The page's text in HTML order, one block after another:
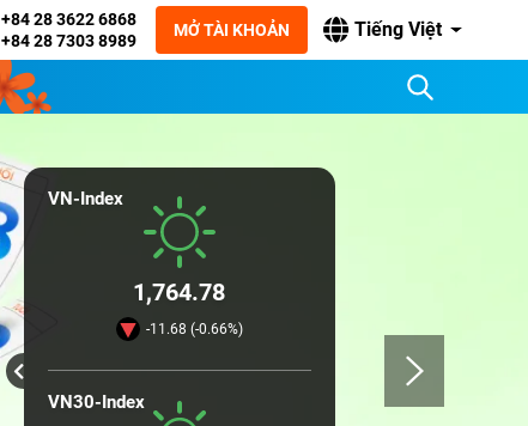
+84 28 3622 6868
+84 28 7303 8989
MỞ TÀI KHOẢN Tiếng Việt
VN-Index
1,764.78
-11.68 (-0.66%)
VN30-Index